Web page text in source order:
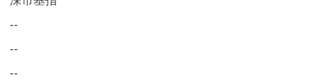
--
--
--